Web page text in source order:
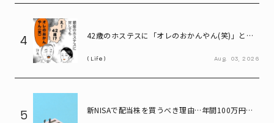
4
42歳のホステスに「オレのおかんやん(笑)」と言
Life Aug. 03, 2026
5
新NISAで配当株を買うべき理由…年間100万円の